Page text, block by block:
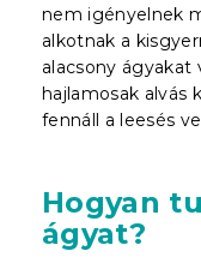
nem igényelnek
alkotnak a
alacsony ágyakat
hajlamosak alvás
fennáll a leesés
Hogyan
ágyat?